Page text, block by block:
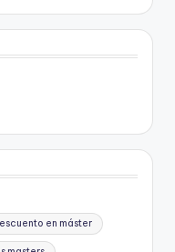
en máster